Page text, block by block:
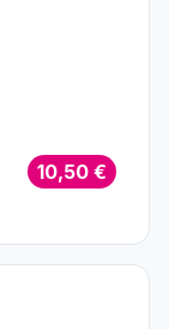
10,50 €